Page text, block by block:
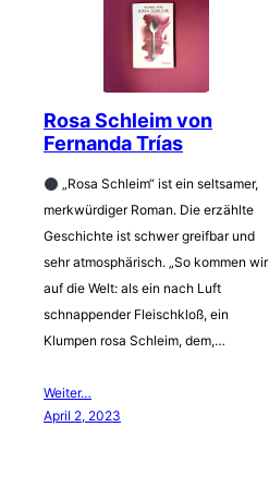
Rosa Schleim von
Fernanda Trías
„Rosa Schleim“ ist ein seltsamer,
merkwürdiger Roman. Die erzählte
Geschichte ist schwer greifbar und
sehr atmosphärisch. „So kommen wir
auf die Welt: als ein nach Luft
schnappender Fleischkloß, ein
Klumpen rosa Schleim, dem,…
Weiter…
April 2, 2023